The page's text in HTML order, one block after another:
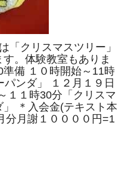
「クリスマスツリー」
す。体験教室もありま
備 １０時開始～11時
ンダ」 １２月１９日
１１時30分「クリスマ
＊入会金(テキスト本
分月謝１００００円=1